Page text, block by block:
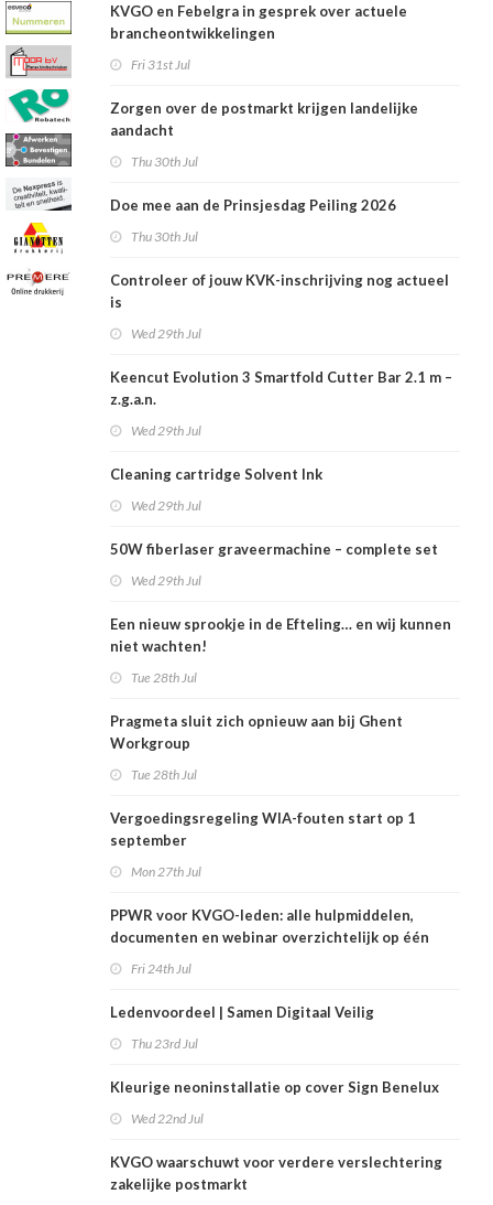
KVGO en Febelgra in gesprek over actuele
brancheontwikkelingen
Fri 31st Jul
Zorgen over de postmarkt krijgen landelijke
aandacht
Thu 30th Jul
Doe mee aan de Prinsjesdag Peiling 2026
Thu 30th Jul
Controleer of jouw KVK-inschrijving nog actueel
is
Wed 29th Jul
Keencut Evolution 3 Smartfold Cutter Bar 2.1 m –
z.g.a.n.
Wed 29th Jul
Cleaning cartridge Solvent Ink
Wed 29th Jul
50W fiberlaser graveermachine – complete set
Wed 29th Jul
Een nieuw sprookje in de Efteling… en wij kunnen
niet wachten!
Tue 28th Jul
Pragmeta sluit zich opnieuw aan bij Ghent
Workgroup
Tue 28th Jul
Vergoedingsregeling WIA-fouten start op 1
september
Mon 27th Jul
PPWR voor KVGO-leden: alle hulpmiddelen,
documenten en webinar overzichtelijk op één
Fri 24th Jul
Ledenvoordeel | Samen Digitaal Veilig
Thu 23rd Jul
Kleurige neoninstallatie op cover Sign Benelux
Wed 22nd Jul
KVGO waarschuwt voor verdere verslechtering
zakelijke postmarkt